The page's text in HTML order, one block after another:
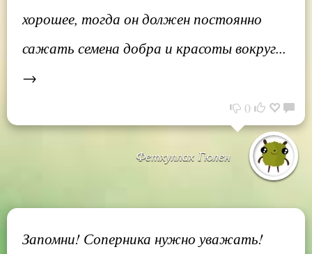
хорошее, тогда он должен постоянно
сажать семена добра и красоты вокруг...
→
0
Фетхуллах Гюлен
Запомни! Соперника нужно уважать!